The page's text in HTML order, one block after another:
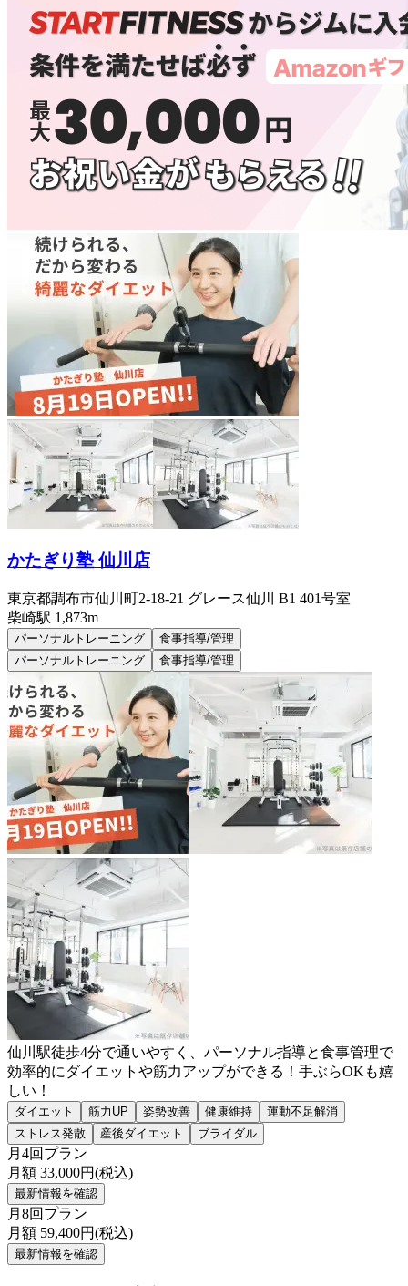
かたぎり塾 仙川店
東京都調布市仙川町2-18-21 グレース仙川 B1 401号室
柴崎駅 1,873m
パーソナルトレーニング
食事指導/管理
パーソナルトレーニング
食事指導/管理
仙川駅徒歩4分で通いやすく、パーソナル指導と食事管理で
効率的にダイエットや筋力アップができる！手ぶらOKも嬉
しい！
ダイエット 筋力UP 姿勢改善 健康維持
運動不足解消
ストレス発散
産後ダイエット ブライダル
月4回プラン
月額 33,000円(税込)
最新情報を確認
月8回プラン
月額 59,400円(税込)
最新情報を確認